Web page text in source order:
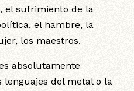
el sufrimiento de la
el hambre, la
los maestros.
absolutamente
lenguajes del metal o la